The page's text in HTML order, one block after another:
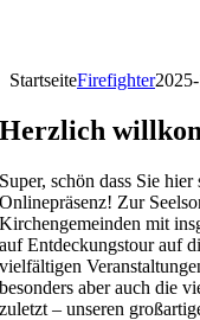
StartseiteFirefighter
Herzlich
Super, schön dass Sie
Onlinepräsenz! Zur
Kirchengemeinden mit
auf Entdeckungstour auf
vielfältigen
besonders aber auch die
zuletzt – unseren